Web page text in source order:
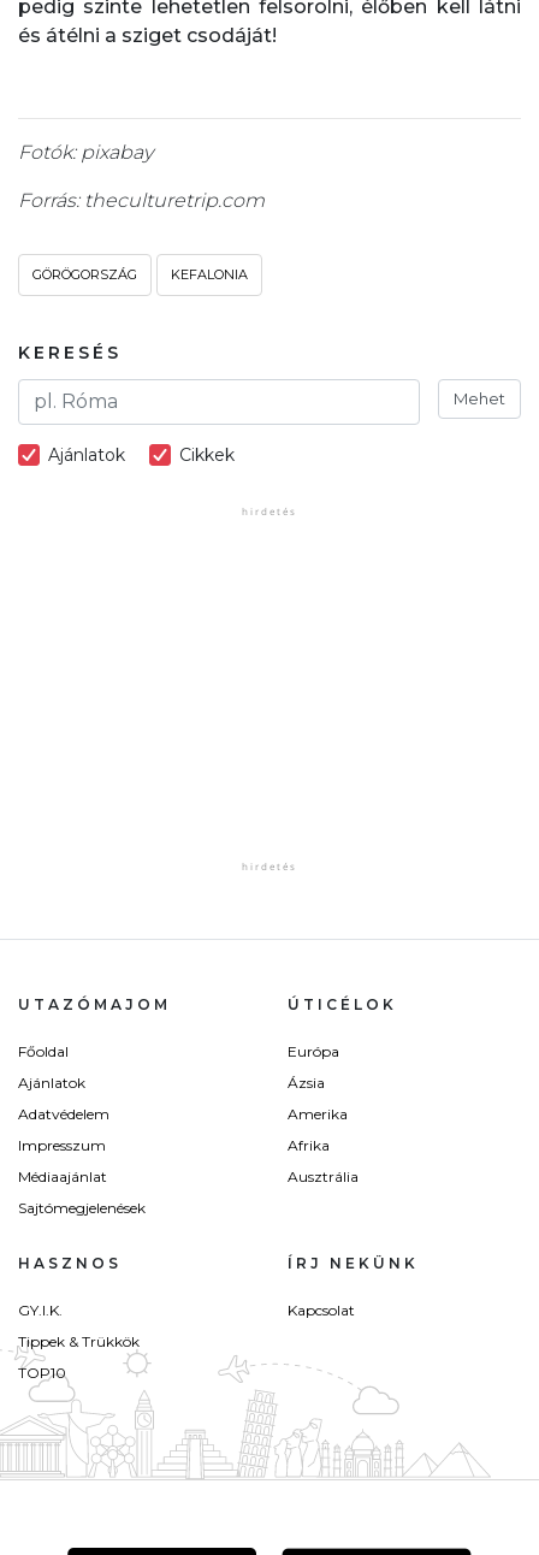
pedig szinte lehetetlen felsorolni, élőben kell látni
és átélni a sziget csodáját!
Fotók: pixabay
Forrás: theculturetrip.com
GÖRÖGORSZÁG KEFALONIA
KERESÉS
Mehet
Ajánlatok Cikkek
UTAZÓMAJOM
Főoldal
Ajánlatok
Adatvédelem
Impresszum
Médiaajánlat
Sajtómegjelenések
ÚTICÉLOK
Európa
Ázsia
Amerika
Afrika
Ausztrália
HASZNOS
GY.I.K.
Tippek & Trükkök
TOP10
ÍRJ NEKÜNK
Kapcsolat